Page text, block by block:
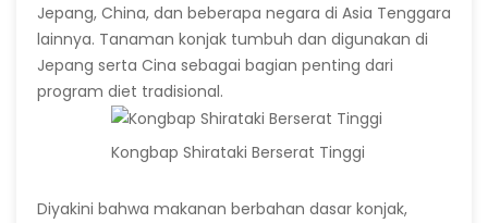
Jepang, China, dan beberapa negara di Asia Tenggara
lainnya. Tanaman konjak tumbuh dan digunakan di
Jepang serta Cina sebagai bagian penting dari
program diet tradisional.
Kongbap Shirataki Berserat Tinggi
Diyakini bahwa makanan berbahan dasar konjak,